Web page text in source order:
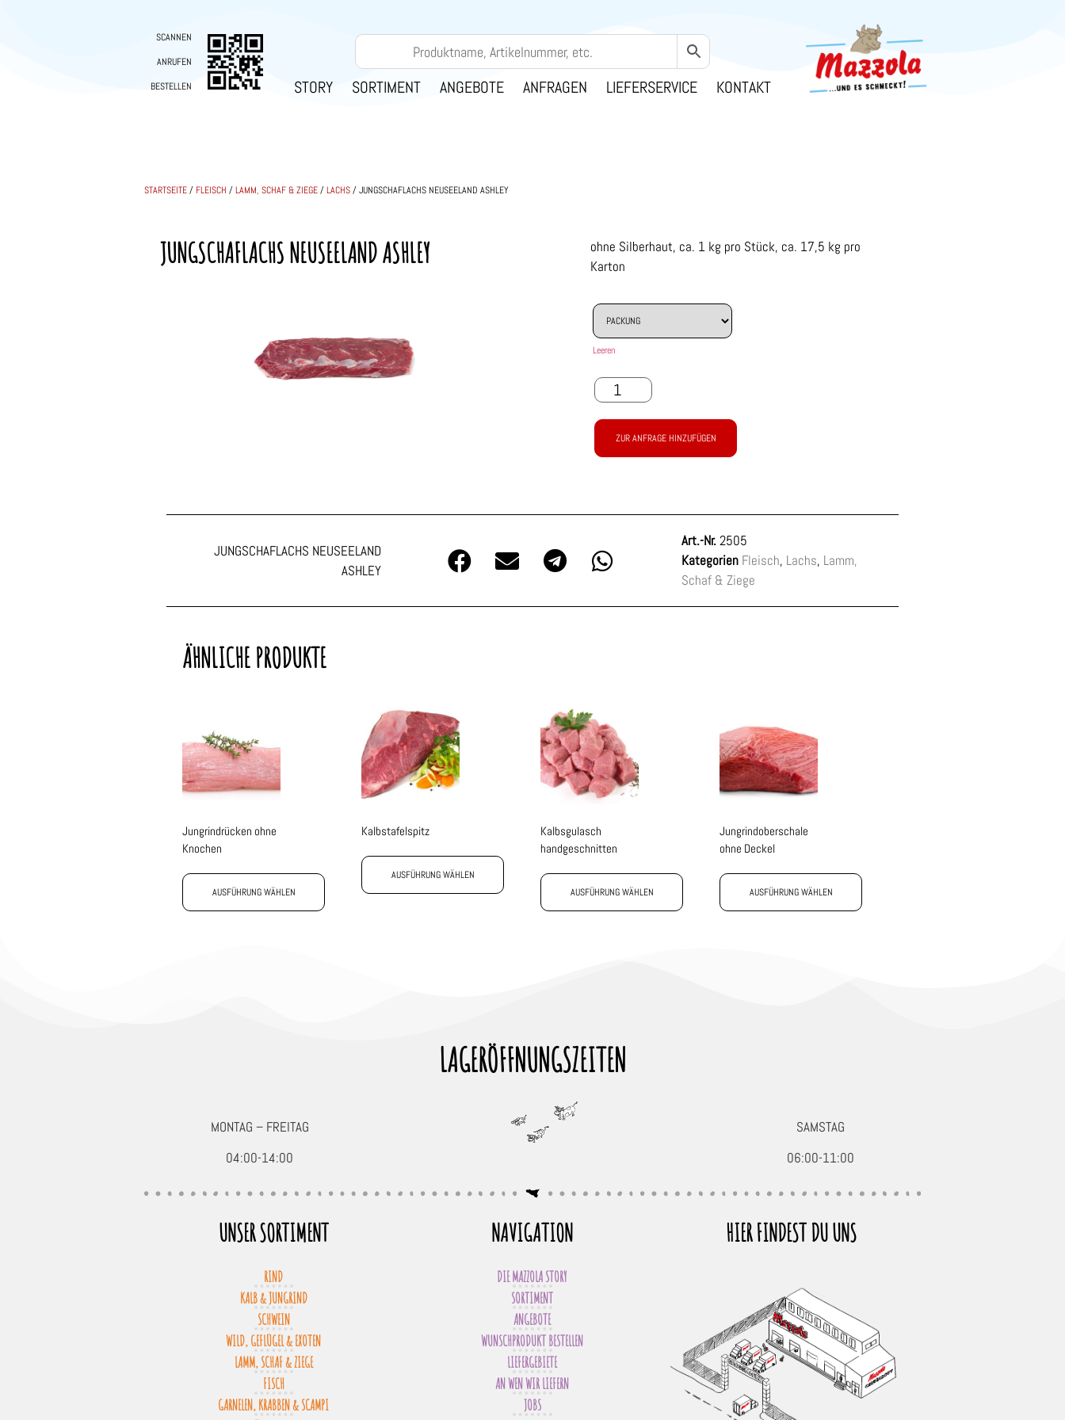
SCANNEN
ANRUFEN
BESTELLEN
STORY SORTIMENT ANGEBOTE ANFRAGEN LIEFERSERVICE KONTAKT
STARTSEITE/ FLEISCH /LAMM, SCHAF & ZIEGE/LACHS/ JUNGSCHAFLACHS NEUSEELAND ASHLEY
JUNGSCHAFLACHS NEUSEELAND ASHLEY
ohne Silberhaut, ca. 1 kg pro Stück, ca. 17,5 kg pro
Karton
Leeren
ZUR ANFRAGE HINZUFÜGEN
JUNGSCHAFLACHS NEUSEELAND
ASHLEY
Art.-Nr.2505
Kategorien Fleisch, Lachs, Lamm,
Schaf & Ziege
ÄHNLICHE PRODUKTE
Jungrindrücken ohne
Knochen
AUSFÜHRUNG WÄHLEN
Kalbstafelspitz
AUSFÜHRUNG WÄHLEN
Kalbsgulasch
handgeschnitten
AUSFÜHRUNG WÄHLEN
Jungrindoberschale
ohne Deckel
AUSFÜHRUNG WÄHLEN
LAGERÖFFNUNGSZEITEN
MONTAG – FREITAG
04:00-14:00
SAMSTAG
06:00-11:00
UNSER SORTIMENT
RIND
KALB & JUNGRIND
SCHWEIN
WILD, GEFLÜGEL & EXOTEN
LAMM, SCHAF & ZIEGE
FISCH
GARNELEN, KRABBEN & SCAMPI
NAVIGATION
DIE MAZZOLA STORY
SORTIMENT
ANGEBOTE
WUNSCHPRODUKT BESTELLEN
LIEFERGEBIETE
AN WEN WIR LIEFERN
JOBS
HIER FINDEST DU UNS